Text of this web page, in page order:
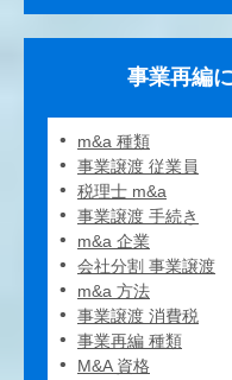
事業再編
m&a 種類
事業譲渡 従業員
税理士 m&a
事業譲渡 手続き
m&a 企業
会社分割 事業譲渡
m&a 方法
事業譲渡 消費税
事業再編 種類
M&A 資格